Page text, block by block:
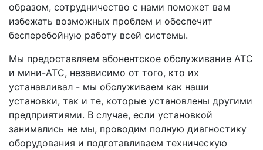
образом, сотрудничество с нами поможет вам
избежать возможных проблем и обеспечит
бесперебойную работу всей системы.
Мы предоставляем абонентское обслуживание АТС
и мини-АТС, независимо от того, кто их
устанавливал - мы обслуживаем как наши
установки, так и те, которые установлены другими
предприятиями. В случае, если установкой
занимались не мы, проводим полную диагностику
оборудования и подготавливаем техническую